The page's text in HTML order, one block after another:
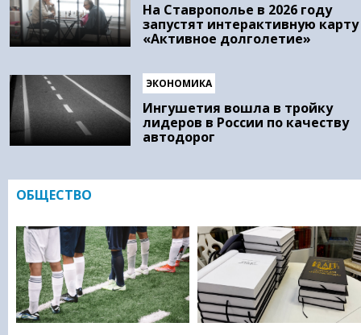
На Ставрополье в 2026 году
запустят интерактивную карту
«Активное долголетие»
ЭКОНОМИКА
Ингушетия вошла в тройку
лидеров в России по качеству
автодорог
ОБЩЕСТВО